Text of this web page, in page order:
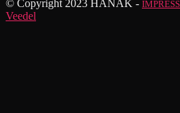
© Copyright 2023 HANAK -
Veedel